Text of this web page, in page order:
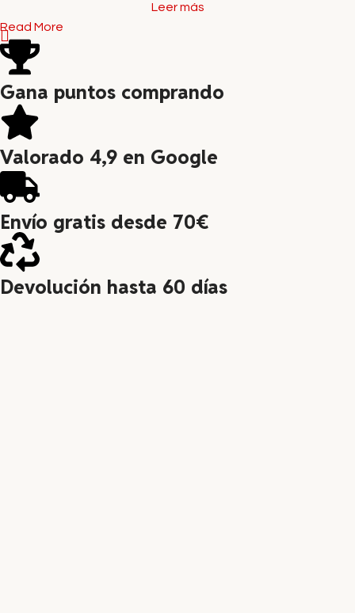
Leer más
Read More
Gana puntos comprando
Valorado 4,9 en Google
Envío gratis desde 70€
Devolución hasta 60 días